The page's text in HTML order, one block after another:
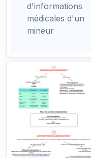
d'informations
médicales d'un
mineur